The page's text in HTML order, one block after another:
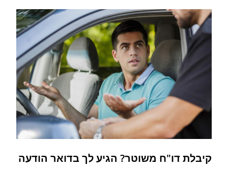
קיבלת דו"ח משוטר? הגיע לך בדואר הודעה